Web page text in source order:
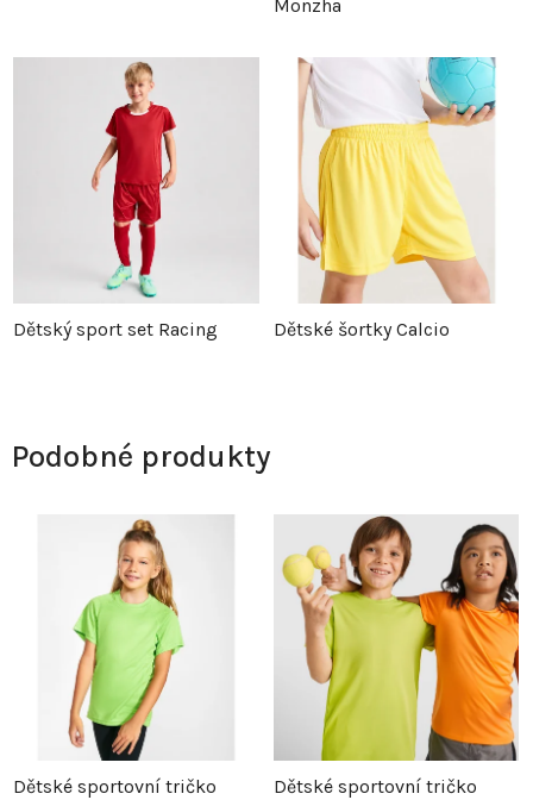
Monzha
Dětský sport set Racing Dětské šortky Calcio
Podobné produkty
Dětské sportovní tričko
Dětské sportovní tričko